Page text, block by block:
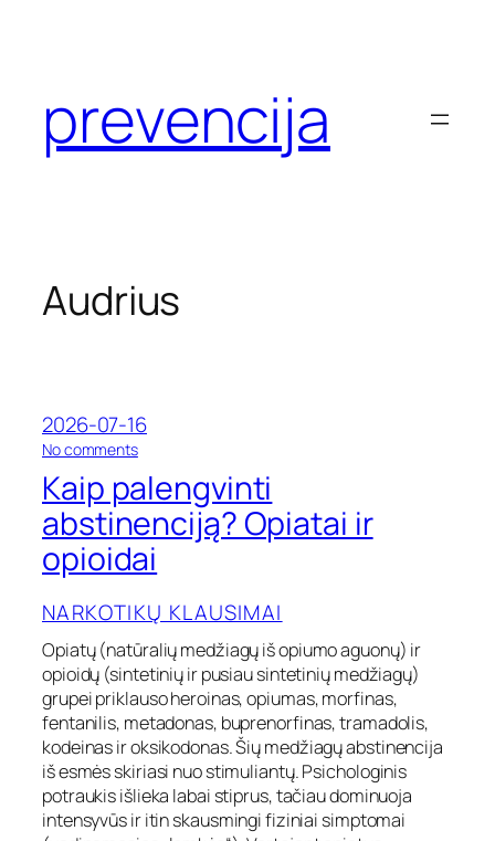
prevencija
Audrius
2026-07-16
No commentso
K
a
i
p
p
l
n
g
v
i
n
t
i
a
b
Kaip palengvinti
abstinenciją? Opiatai ir
opioidai
NARKOTIKŲ KLAUSIMAI
Opiatų (natūralių medžiagų iš opiumo aguonų) ir
opioidų (sintetinių ir pusiau sintetinių medžiagų)
grupei priklauso heroinas, opiumas, morfinas,
fentanilis, metadonas, buprenorfinas, tramadolis,
kodeinas ir oksikodonas. Šių medžiagų abstinencija
iš esmės skiriasi nuo stimuliantų. Psichologinis
potraukis išlieka labai stiprus, tačiau dominuoja
intensyvūs ir itin skausmingi fiziniai simptomai